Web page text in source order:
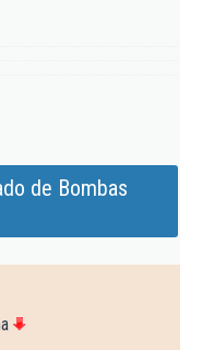
de Bombas